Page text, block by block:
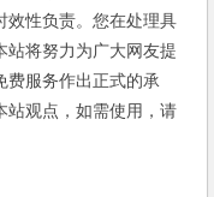
效性负责。您在处理具
站将努力为广大网友提
费服务作出正式的承
站观点，如需使用，请